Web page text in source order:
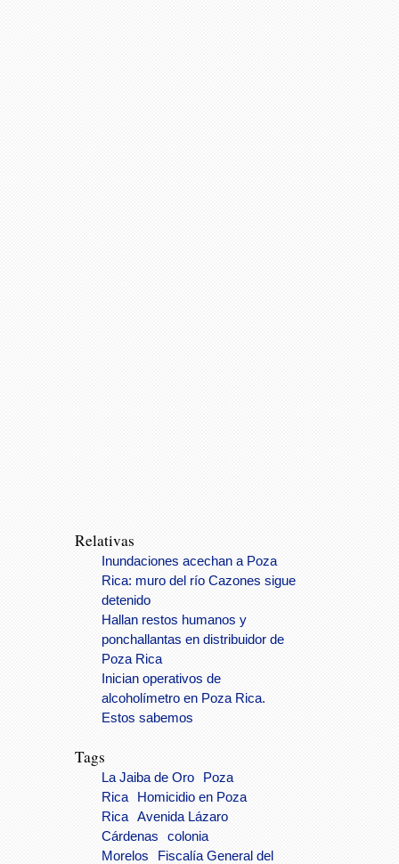
Relativas
Inundaciones acechan a Poza
Rica: muro del río Cazones sigue
detenido
Hallan restos humanos y
ponchallantas en distribuidor de
Poza Rica
Inician operativos de
alcoholímetro en Poza Rica.
Estos sabemos
Tags
La Jaiba de Oro
Poza
Rica
Homicidio en Poza
Rica
Avenida Lázaro
Cárdenas
colonia
Morelos
Fiscalía General del